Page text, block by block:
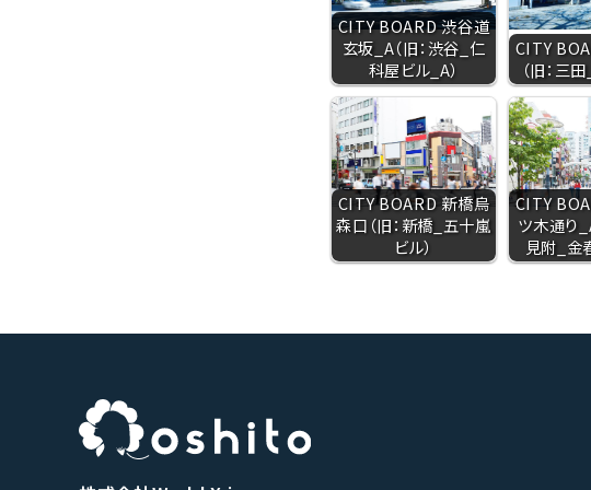
CITY BOARD 渋谷道
玄坂_A（旧：渋谷_仁
科屋ビル_A）
CITY
（旧：三
CITY BOARD 新橋烏
森口（旧：新橋_五十嵐
ビル）
CITY
ツ木通り
見附_金